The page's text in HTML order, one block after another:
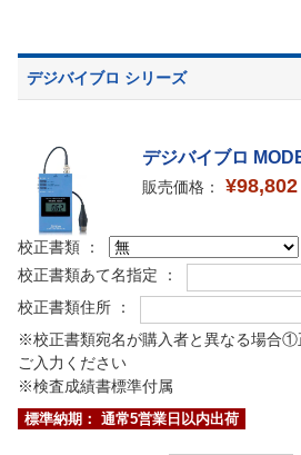
デジバイブロ シリーズ
デジバイブロ
販売価格： ¥98,802
校正書類 ：
校正書類あて名指定 ：
校正書類住所 ：
※校正書類宛名が購入者と異なる場合
ご入力ください
※検査成績書標準付属
標準納期： 通常5営業日以内出荷